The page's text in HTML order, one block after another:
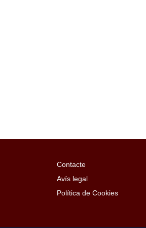
Contacte
Avís legal
Política de Cookies